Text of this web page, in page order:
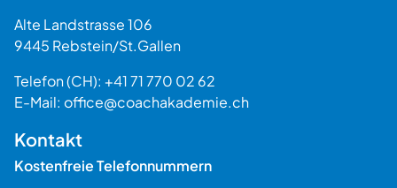
Alte Landstrasse 106
9445 Rebstein/St.Gallen
Telefon (CH): +41 71 770 02 62
E-Mail: office@coachakademie.ch
Kontakt
Kostenfreie Telefonnummern